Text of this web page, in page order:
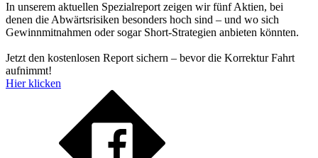
In unserem aktuellen Spezialreport zeigen wir fünf Aktien, bei
denen die Abwärtsrisiken besonders hoch sind – und wo sich
Gewinnmitnahmen oder sogar Short-Strategien anbieten könnten.
Jetzt den kostenlosen Report sichern – bevor die Korrektur Fahrt
aufnimmt!
Hier klicken